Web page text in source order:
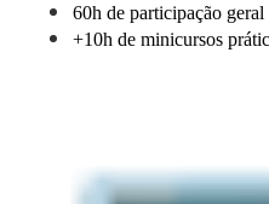
60h de participação geral
+10h de minicursos